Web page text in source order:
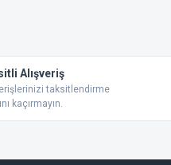
Alışveriş
taksitlendirme
kaçırmayın.